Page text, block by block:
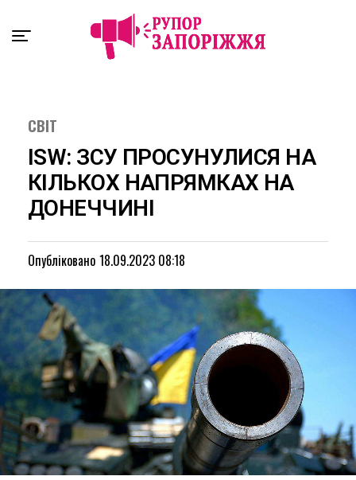
СВІТ
ISW: ЗСУ ПРОСУНУЛИСЯ НА
КІЛЬКОХ НАПРЯМКАХ НА
ДОНЕЧЧИНІ
Опубліковано 18.09.2023 08:18
Exit mobile version